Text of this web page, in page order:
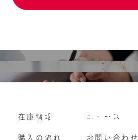
購入の流れ
よくいただくご質問
Vehicle purchase
車両買い取り
在庫情報
購入の流れ
ニュース
お問い合わせ